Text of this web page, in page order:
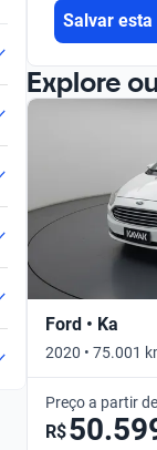
Salvar esta
Explore
Ford • Ka
2020 • 75.001
Preço a partir de
R$